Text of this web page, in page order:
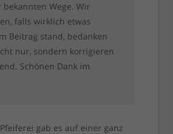
bekannten Wege. Wir
falls wirklich etwas
Beitrag stand, bedanken
nur, sondern korrigieren
Schönen Dank im
gab es auf einer ganz